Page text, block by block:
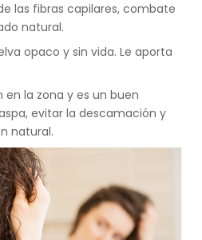
las fibras capilares, combate
natural.
opaco y sin vida. Le aporta
la zona y es un buen
evitar la descamación y
natural.